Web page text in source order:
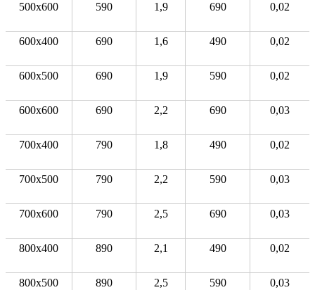
500x600 590 1,9 690 0,02
600x400 690 1,6 490 0,02
600x500 690 1,9 590 0,02
600x600 690 2,2 690 0,03
700x400 790 1,8 490 0,02
700x500 790 2,2 590 0,03
700x600 790 2,5 690 0,03
800x400 890 2,1 490 0,02
800x500 890 2,5 590 0,03